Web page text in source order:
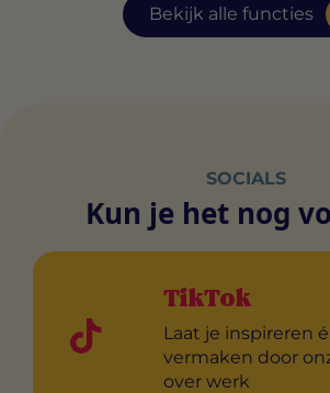
Bekijk alle functies
SOCIALS
Kun je het nog
TikTok
Laat je inspireren
vermaken door
over werk